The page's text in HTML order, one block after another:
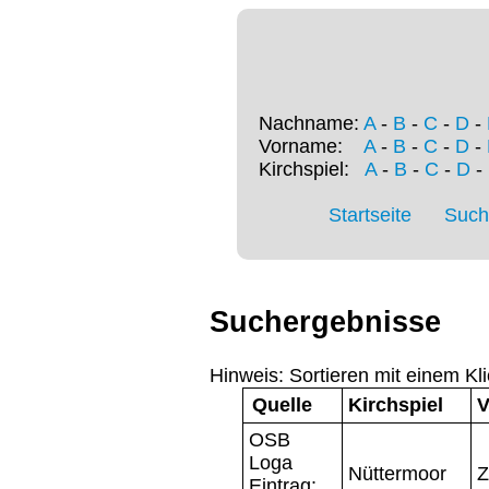
Nachname: A- B - C - D -
Vorname: A- B - C - D -
Kirchspiel: A- B - C - D-
Startseite
Suchergebnisse
Hinweis: Sortieren mit einem
Quelle
Kirchspiel
OSB
Loga
Nüttermoor